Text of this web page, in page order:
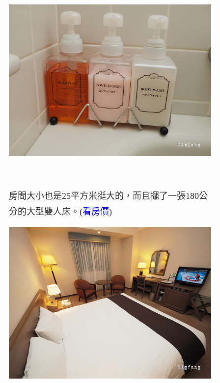
房間大小也是25平方米挺大的，而且擺了一張180公
分的大型雙人床。(看房價)